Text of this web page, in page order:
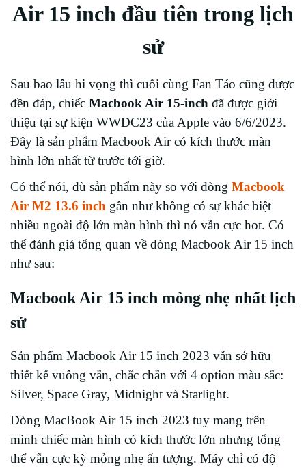
Air 15 inch đầu tiên trong lịch
sử
Sau bao lâu hi vọng thì cuối cùng Fan Táo cũng được
đền đáp, chiếc Macbook Air 15-inch đã được giới
thiệu tại sự kiện WWDC23 của Apple vào 6/6/2023.
Đây là sản phẩm Macbook Air có kích thước màn
hình lớn nhất từ trước tới giờ.
Có thể nói, dù sản phẩm này so với dòng Macbook
Air M2 13.6 inch gần như không có sự khác biệt
nhiều ngoài độ lớn màn hình thì nó vẫn cực hot. Có
thể đánh giá tổng quan về dòng Macbook Air 15 inch
như sau:
Macbook Air 15 inch mỏng nhẹ nhất lịch
sử
Sản phẩm Macbook Air 15 inch 2023 vẫn sở hữu
thiết kế vuông vắn, chắc chắn với 4 option màu sắc:
Silver, Space Gray, Midnight và Starlight.
Dòng MacBook Air 15 inch 2023 tuy mang trên
mình chiếc màn hình có kích thước lớn nhưng tổng
thể vẫn cực kỳ mỏng nhẹ ấn tượng. Máy chỉ có độ